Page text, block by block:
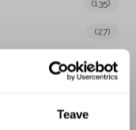
Teave
(135)
(27)
(97)